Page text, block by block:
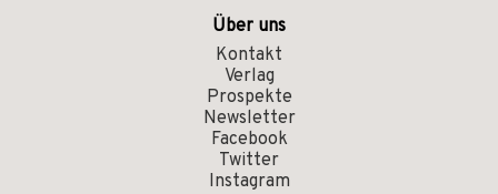
Über uns
Kontakt
Verlag
Prospekte
Newsletter
Facebook
Twitter
Instagram